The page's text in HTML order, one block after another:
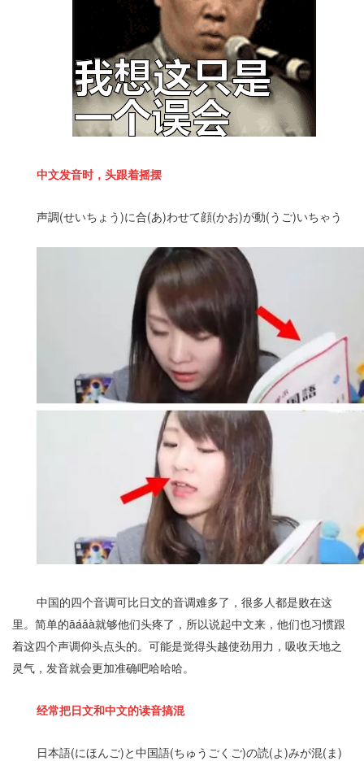
中文发音时，头跟着摇摆
声調(せいちょう)に合(あ)わせて顔(かお)が動(うご)いちゃう
中国的四个音调可比日文的音调难多了，很多人都是败在这
里。简单的āáǎà就够他们头疼了，所以说起中文来，他们也习惯跟
着这四个声调仰头点头的。 可能是觉得头越使劲用力，吸收天地之
灵气，发音就会更加准确吧哈哈哈。
经常把日文和中文的读音搞混
日本語(にほんご)と中国語(ちゅうごくご)の読(よ)みが混(ま)